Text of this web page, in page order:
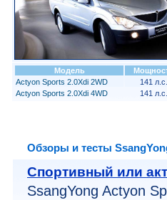
Модель
Actyon Sports 2.0Xdi 2WD
141 л.с.
Actyon Sports 2.0Xdi 4WD
141 л.с.
Обзоры и тесты
Cпортивный или
SsangYong Actyon